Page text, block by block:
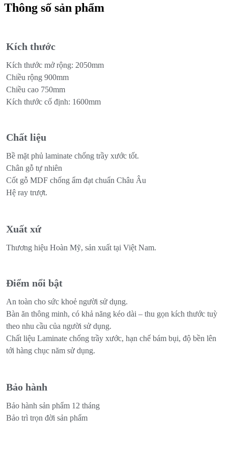
Thông số sản phẩm
Kích thước
Kích thước mở rộng: 2050mm
Chiều rộng 900mm
Chiều cao 750mm
Kích thước cố định: 1600mm
Chất liệu
Bề mặt phủ laminate chống trầy xước tốt.
Chân gỗ tự nhiên
Cốt gỗ MDF chống ẩm đạt chuẩn Châu Âu
Hệ ray trượt.
Xuất xứ
Thương hiệu Hoàn Mỹ, sản xuất tại Việt Nam.
Điểm nổi bật
An toàn cho sức khoẻ người sử dụng.
Bàn ăn thông minh, có khả năng kéo dài – thu gọn kích thước tuỳ
theo nhu cầu của người sử dụng.
Chất liệu Laminate chống trầy xước, hạn chế bám bụi, độ bền lên
tới hàng chục năm sử dụng.
Bảo hành
Bảo hành sản phẩm 12 tháng
Bảo trì trọn đời sản phẩm